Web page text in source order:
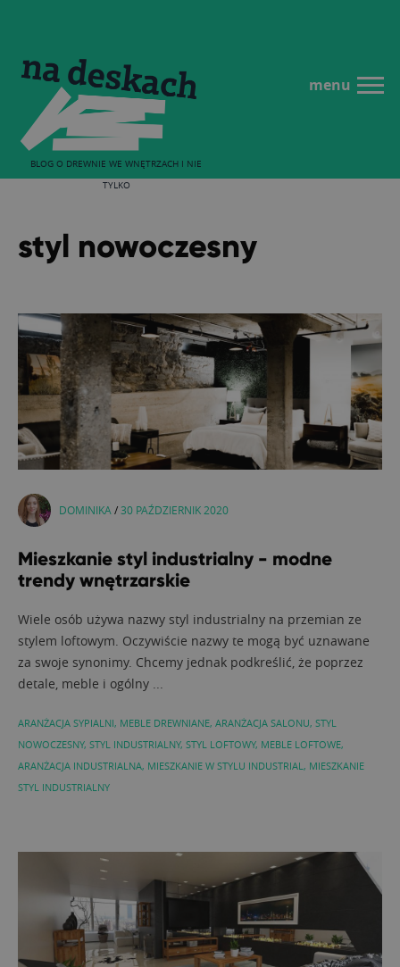
BLOG O DREWNIE WE WNĘTRZACH I NIE
TYLKO
menu
styl nowoczesny
DOMINIKA /30 PAŹDZIERNIK 2020
Mieszkanie styl industrialny - modne
trendy wnętrzarskie
Wiele osób używa nazwy styl industrialny na przemian ze
stylem loftowym. Oczywiście nazwy te mogą być uznawane
za swoje synonimy. Chcemy jednak podkreślić, że poprzez
detale, meble i ogólny ...
ARANŻACJA SYPIALNI, MEBLE DREWNIANE, ARANŻACJA SALONU, STYL
NOWOCZESNY, STYL INDUSTRIALNY, STYL LOFTOWY, MEBLE LOFTOWE,
ARANŻACJA INDUSTRIALNA, MIESZKANIE W STYLU INDUSTRIAL, MIESZKANIE
STYL INDUSTRIALNY